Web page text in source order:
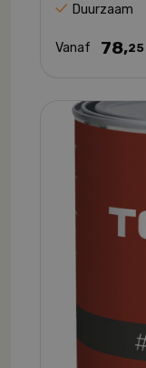
Duurzaam
Vanaf 78,25